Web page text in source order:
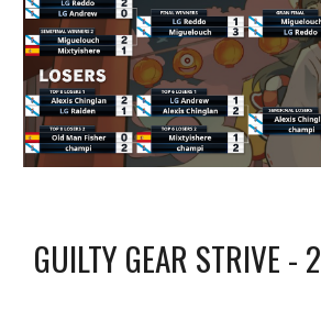
GUILTY GEAR STRIVE - 2